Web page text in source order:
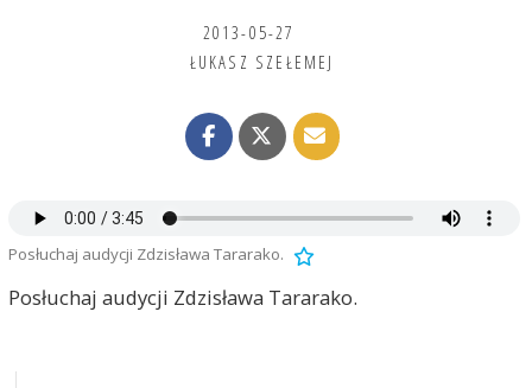
2013-05-27
ŁUKASZ SZEŁEMEJ
Posłuchaj audycji Zdzisława Tararako.
Posłuchaj audycji Zdzisława Tararako.